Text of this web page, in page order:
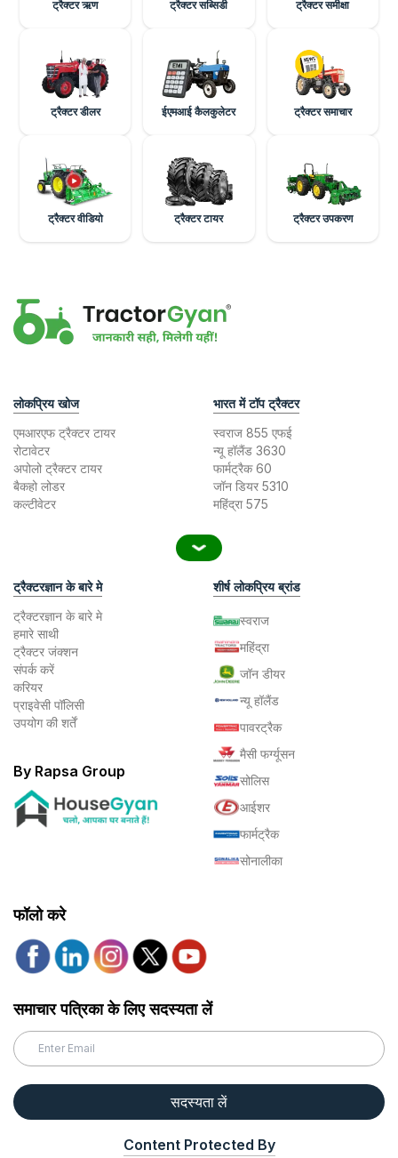
ट्रैक्टर ऋण ट्रैक्टर सब्सिडी ट्रैक्टर समीक्षा
ट्रैक्टर डीलर ईएमआई कैलकुलेटर ट्रैक्टर समाचार
ट्रैक्टर वीडियो ट्रैक्टर टायर ट्रैक्टर उपकरण
लोकप्रिय खोज
एमआरएफ ट्रैक्टर टायर
रोटावेटर
अपोलो ट्रैक्टर टायर
बैकहो लोडर
कल्टीवेटर
भारत में टॉप ट्रैक्टर
स्वराज 855 एफई
न्यू हॉलैंड 3630
फार्मट्रैक 60
जॉन डियर 5310
महिंद्रा 575
ट्रैक्टरज्ञान के बारे मे
ट्रैक्टरज्ञान के बारे मे
हमारे साथी
ट्रैक्टर जंक्शन
संपर्क करें
करियर
प्राइवेसी पॉलिसी
उपयोग की शर्तें
By Rapsa Group
शीर्ष लोकप्रिय ब्रांड
स्वराज
महिंद्रा
जॉन डीयर
न्यू हॉलैंड
पावरट्रैक
मैसी फर्ग्यूसन
सोलिस
आईशर
फार्मट्रैक
सोनालीका
फॉलो करे
समाचार पत्रिका के लिए सदस्यता लें
सदस्यता लें
Content Protected By